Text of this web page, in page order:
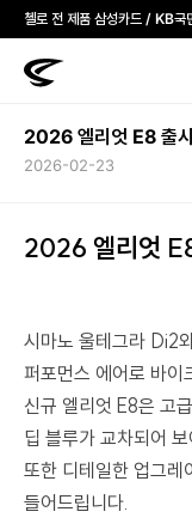
모든 첼로자전거 대리점은 고
첼로 전 제품 삼성카드 / KB국
산악 로드
2026 엘리엇 E8 출
2026-02-23
2026 엘리엇
시마노 울테그라 Di2
퍼포먼스 에어로 바이
신규 엘리엇 E8은 고
딥 블루가 교차되어
또한 디테일한 업그레
들어드립니다.